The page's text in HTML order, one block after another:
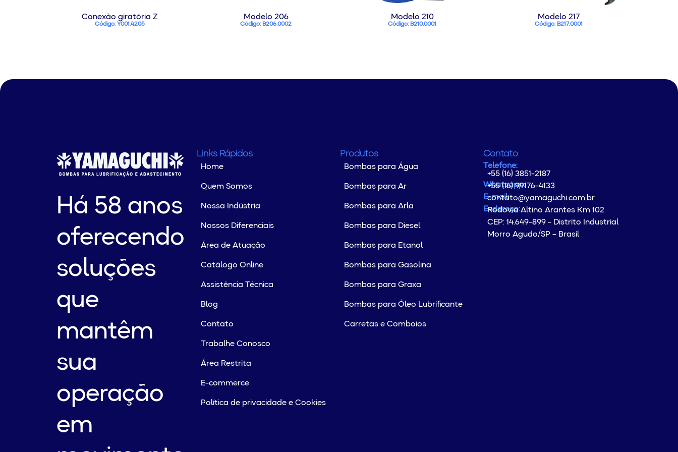
Conexão giratória Z
Código: Y001.4205
Modelo 206
Código: B206.0002
Modelo 210
Código: B210.0001
Modelo 217
Código: B217.0001
Há 58 anos
oferecendo
soluções
que
mantêm
sua
operação
em
Links Rápidos
Home
Quem Somos
Nossa Indústria
Nossos Diferenciais
Área de Atuação
Catálogo Online
Assistência Técnica
Blog
Contato
Trabalhe Conosco
Área Restrita
E-commerce
Política de privacidade e Cookies
Produtos
Bombas para Água
Bombas para Ar
Bombas para Arla
Bombas para Diesel
Bombas para Etanol
Bombas para Gasolina
Bombas para Graxa
Bombas para Óleo Lubrificante
Carretas e Comboios
Contato
Telefone:
+55 (16) 3851-2187
Whatsapp:
+55 (16) 99176-4133
E-mail:
contato@yamaguchi.com.br
Endereço:
Rodovia Altino Arantes Km 102
CEP: 14.649-899 - Distrito Industrial
Morro Agudo/SP – Brasil